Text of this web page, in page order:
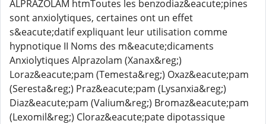
ALPRAZOLAM htmToutes les benzodiaz&eacute;pines
sont anxiolytiques, certaines ont un effet
s&eacute;datif expliquant leur utilisation comme
hypnotique II Noms des m&eacute;dicaments
Anxiolytiques Alprazolam (Xanax&reg;)
Loraz&eacute;pam (Temesta&reg;) Oxaz&eacute;pam
(Seresta&reg;) Praz&eacute;pam (Lysanxia&reg;)
Diaz&eacute;pam (Valium&reg;) Bromaz&eacute;pam
(Lexomil&reg;) Cloraz&eacute;pate dipotassique